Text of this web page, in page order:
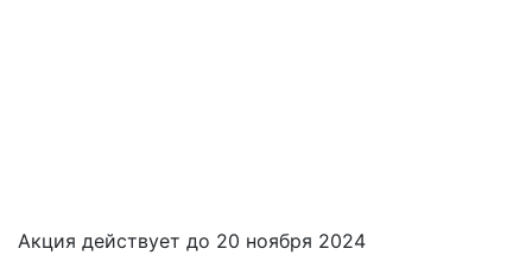
Акция действует до 20 ноября 2024